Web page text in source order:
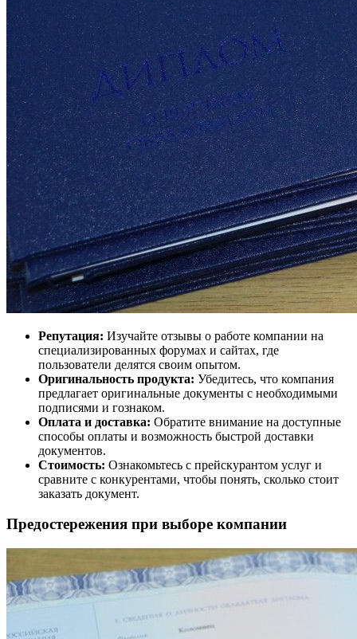
Репутация: Изучайте отзывы о работе компании на
специализированных форумах и сайтах, где
пользователи делятся своим опытом.
Оригинальность продукта: Убедитесь, что компания
предлагает оригинальные документы с необходимыми
подписями и гознаком.
Оплата и доставка: Обратите внимание на доступные
способы оплаты и возможность быстрой доставки
документов.
Стоимость: Ознакомьтесь с прейскурантом услуг и
сравните с конкурентами, чтобы понять, сколько стоит
заказать документ.
Предостережения при выборе компании